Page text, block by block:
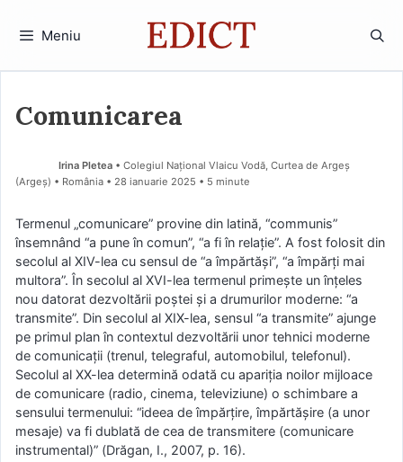
Meniu
Comunicarea
Irina Pletea • Colegiul Național Vlaicu Vodă, Curtea de Argeș
(Argeş) • România
28 ianuarie 2025 • 5 minute
Termenul „comunicare” provine din latină, “communis”
însemnând “a pune în comun”, “a fi în relaţie”. A fost folosit din
secolul al XIV-lea cu sensul de “a împărtăşi”, “a împărţi mai
multora”. În secolul al XVI-lea termenul primeşte un înţeles
nou datorat dezvoltării poştei şi a drumurilor moderne: “a
transmite”. Din secolul al XIX-lea, sensul “a transmite” ajunge
pe primul plan în contextul dezvoltării unor tehnici moderne
de comunicaţii (trenul, telegraful, automobilul, telefonul).
Secolul al XX-lea determină odată cu apariţia noilor mijloace
de comunicare (radio, cinema, televiziune) o schimbare a
sensului termenului: “ideea de împărţire, împărtăşire (a unor
mesaje) va fi dublată de cea de transmitere (comunicare
instrumental)” (Drăgan, I., 2007, p. 16).